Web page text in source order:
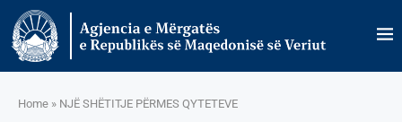
Home » NJË SHËTITJE PËRMES QYTETEVE